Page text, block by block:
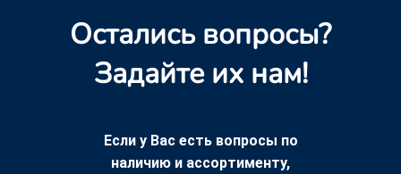
Остались вопросы?
Задайте их нам!
Если у Вас есть вопросы по
наличию и ассортименту,